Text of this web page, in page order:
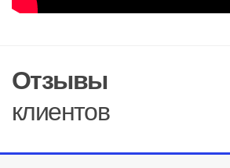
Отзывы
клиентов